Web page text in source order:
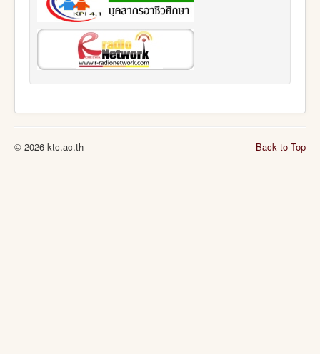
Back to Top
© 2026 ktc.ac.th